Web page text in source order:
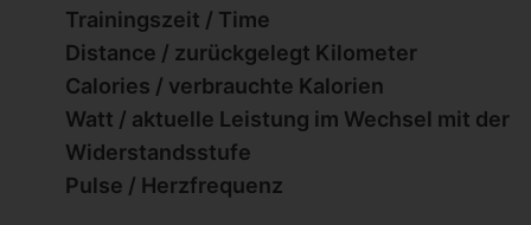
Trainingszeit / Time
Distance / zurückgelegt Kilometer
Calories / verbrauchte Kalorien
Watt / aktuelle Leistung im Wechsel mit der
Widerstandsstufe
Pulse / Herzfrequenz